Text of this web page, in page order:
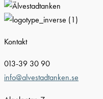
Kontakt
013-39 30 90
info@alvestadtanken.se